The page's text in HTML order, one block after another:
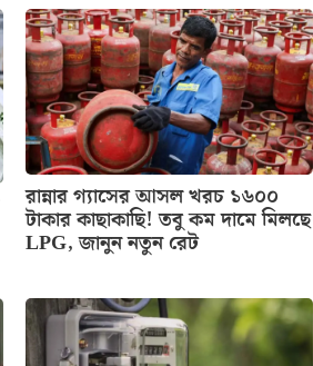
রান্নার গ্যাসের আসল খরচ ১৬০০
টাকার কাছাকাছি! তবু কম দামে মিলছে
LPG, জানুন নতুন রেট